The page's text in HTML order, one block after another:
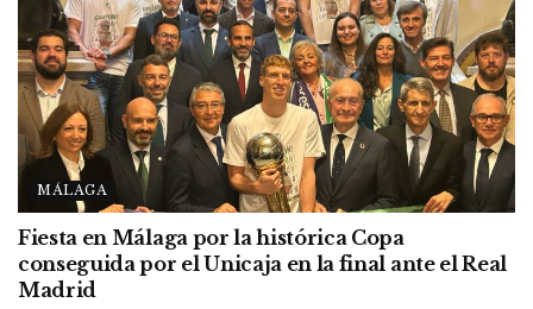
MÁLAGA
Fiesta en Málaga por la histórica Copa
conseguida por el Unicaja en la final ante el Real
Madrid